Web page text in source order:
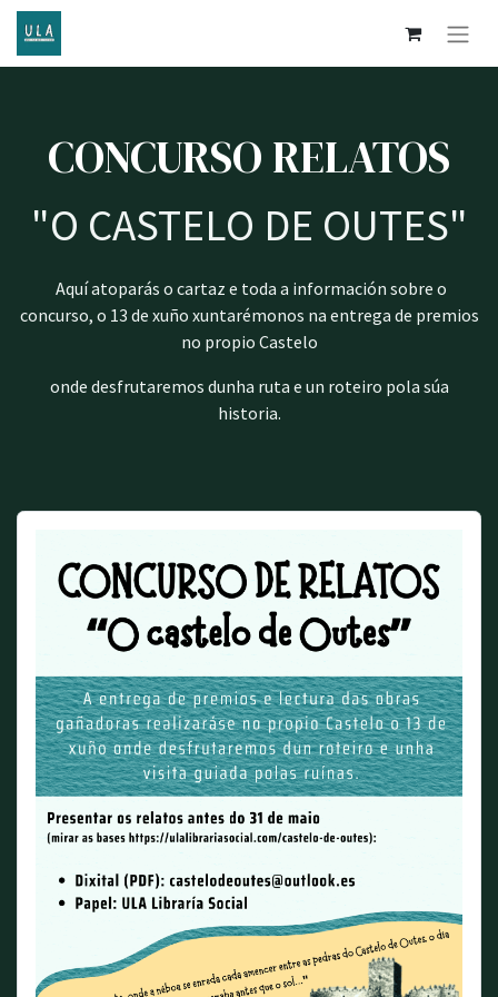
CONCURSO RELATOS
"O CASTELO DE OUTES"
Aquí atoparás o cartaz e toda a información sobre o
concurso, o 13 de xuño xuntarémonos na entrega de premios
no propio Castelo
onde desfrutaremos dunha ruta e un roteiro pola súa
historia.